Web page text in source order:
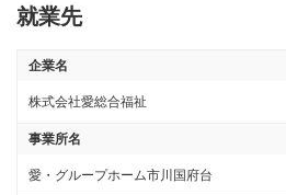
就業先
企業名
株式会社愛総合福祉
事業所名
愛・グループホーム市川国府台